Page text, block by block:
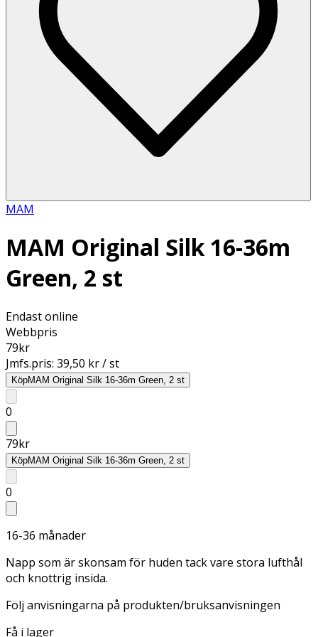
MAM
MAM Original Silk 16-36m
Green, 2 st
Endast online
Webbpris
79kr
Jmfs.pris: 39,50 kr / st
KöpMAM Original Silk 16-36m Green, 2 st
0
79kr
KöpMAM Original Silk 16-36m Green, 2 st
0
16-36 månader
Napp som är skonsam för huden tack vare stora lufthål
och knottrig insida.
Följ anvisningarna på produkten/bruksanvisningen
Få i lager